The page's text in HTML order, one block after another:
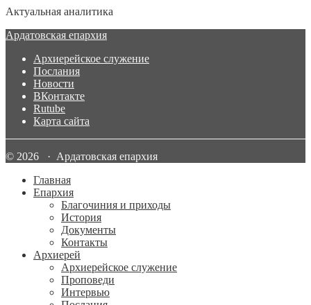
Актуальная аналитика
Ардатовская епархия
Архиерейское служение
Послания
Новости
ВКонтакте
Rutube
Карта сайта
© 2026 · Ардатовская епархия
Главная
Епархия
Благочиния и приходы
История
Документы
Контакты
Архиерей
Архиерейское служение
Проповеди
Интервью